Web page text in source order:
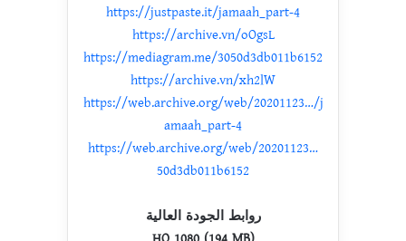
https://justpaste.it/jamaah_part-4
https://archive.vn/oOgsL
https://mediagram.me/3050d3db011b6152
https://archive.vn/xh2lW
https://web.archive.org/web/20201123…/j
amaah_part-4
https://web.archive.org/web/20201123…
50d3db011b6152
روابط الجودة العالية